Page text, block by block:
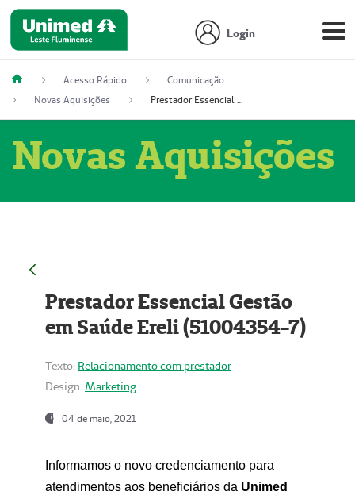
Login
Acesso Rápido
Comunicação
Novas Aquisições
Prestador Essencial Gestão em Saúde Ereli (51004354-7)
Novas Aquisições
Prestador Essencial Gestão
em Saúde Ereli (51004354-7)
Texto: Relacionamento com prestador
Design: Marketing
04 de maio, 2021
Informamos o novo credenciamento para
atendimentos aos beneficiários da Unimed